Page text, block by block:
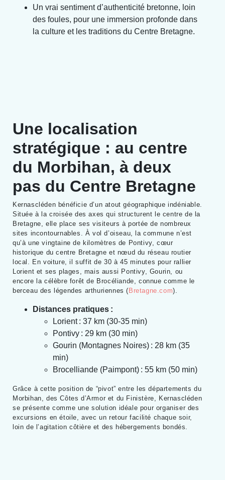
Un vrai sentiment d’authenticité bretonne, loin
des foules, pour une immersion profonde dans
la culture et les traditions du Centre Bretagne.
Une localisation
stratégique : au centre
du Morbihan, à deux
pas du Centre Bretagne
Kernascléden bénéficie d’un atout géographique indéniable.
Située à la croisée des axes qui structurent le centre de la
Bretagne, elle place ses visiteurs à portée de nombreux
sites incontournables. À vol d’oiseau, la commune n’est
qu’à une vingtaine de kilomètres de Pontivy, cœur
historique du centre Bretagne et nœud du réseau routier
local. En voiture, il suffit de 30 à 45 minutes pour rallier
Lorient et ses plages, mais aussi Pontivy, Gourin, ou
encore la célèbre forêt de Brocéliande, connue comme le
berceau des légendes arthuriennes ( Bretagne.com).
Distances pratiques :
Lorient : 37 km (30-35 min)
Pontivy : 29 km (30 min)
Gourin (Montagnes Noires) : 28 km (35
min)
Brocelliande (Paimpont) : 55 km (50 min)
Grâce à cette position de “pivot” entre les départements du
Morbihan, des Côtes d’Armor et du Finistère, Kernascléden
se présente comme une solution idéale pour organiser des
excursions en étoile, avec un retour facilité chaque soir,
loin de l’agitation côtière et des hébergements bondés.